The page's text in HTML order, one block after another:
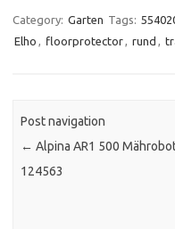
Category: Garten Tags:
Elho , floorprotector, rund ,
Post navigation
← Alpina AR1 500
124563